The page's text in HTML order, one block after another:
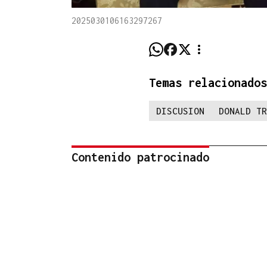
2025030106163297267
Temas relacionados
DISCUSION DONALD
Contenido patrocinado